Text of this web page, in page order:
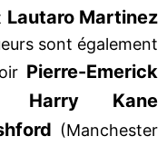
Lautaro Martinez
sont également
Pierre-Emerick
Harry Kane
(Manchester